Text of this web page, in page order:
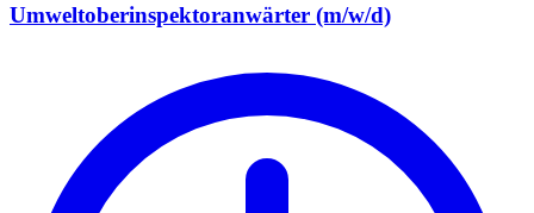
Umweltoberinspektoranwärter (m/w/d)